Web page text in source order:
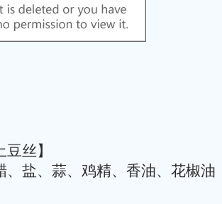
丝】
盐、蒜、鸡精、香油、花椒油